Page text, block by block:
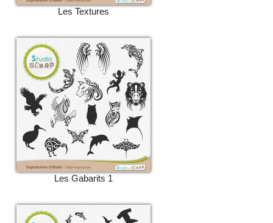
Les Textures
Les Gabarits 1